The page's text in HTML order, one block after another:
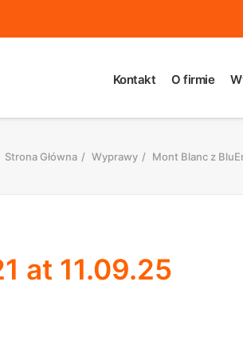
Kontakt O firmie
Strona Główna Wyprawy Mont Blanc z
at 11.09.25